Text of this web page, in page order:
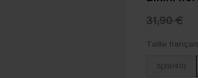
31,90 €
Taille
S(38/40)